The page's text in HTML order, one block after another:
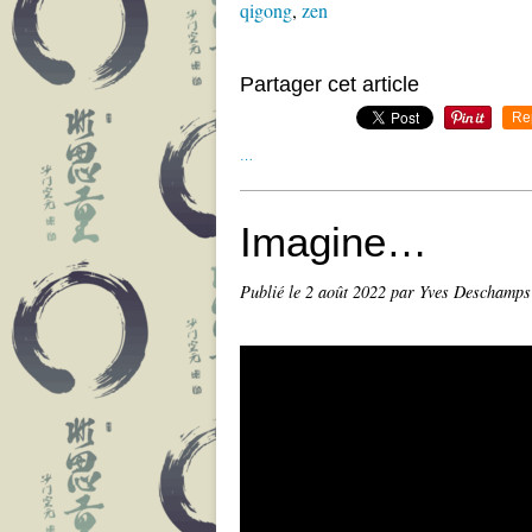
qigong, zen
Partager cet article
…
Imagine…
Publié le 2 août 2022 par Yves Deschamps